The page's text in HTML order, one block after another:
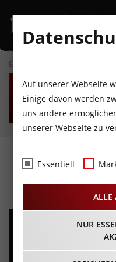
EVENTKALENDER
MO
10
AUGUST
DI
11
AUGUST
07.09.2025
Auf unserer Webseite
Einige davon werden
uns andere
unserer Webseite zu
Essentiell
ALLE
NUR